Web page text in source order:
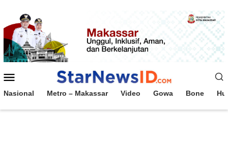
konten
Mobile
Nasional Metro – Makassar Video Gowa Bone